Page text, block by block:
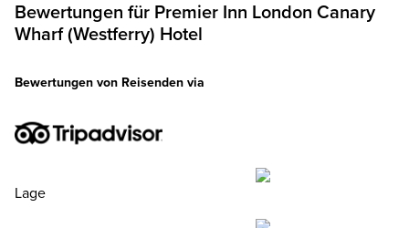
Bewertungen für Premier Inn London Canary
Wharf (Westferry) Hotel
Bewertungen von Reisenden via
Lage